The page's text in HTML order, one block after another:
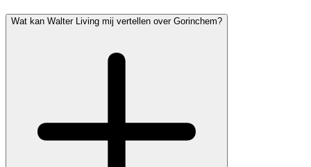
Wat kan Walter Living mij vertellen over Gorinchem?